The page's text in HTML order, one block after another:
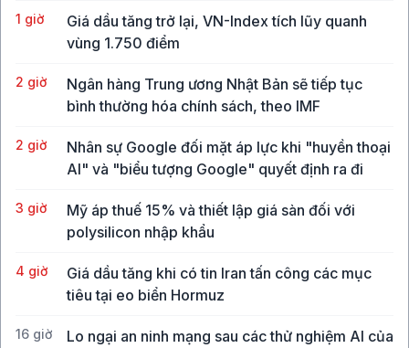
1 giờ
Giá dầu tăng trở lại, VN-Index tích lũy quanh
vùng 1.750 điểm
2 giờ
Ngân hàng Trung ương Nhật Bản sẽ tiếp tục
bình thường hóa chính sách, theo IMF
2 giờ
Nhân sự Google đối mặt áp lực khi "huyền thoại
AI" và "biểu tượng Google" quyết định ra đi
3 giờ
Mỹ áp thuế 15% và thiết lập giá sàn đối với
polysilicon nhập khẩu
4 giờ
Giá dầu tăng khi có tin Iran tấn công các mục
tiêu tại eo biển Hormuz
16 giờ
Lo ngại an ninh mạng sau các thử nghiệm AI của